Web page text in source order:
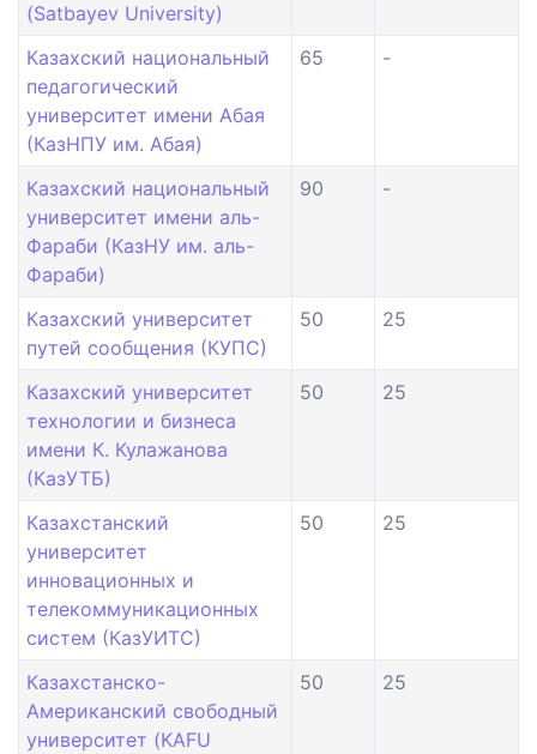
(Satbayev University)
Казахский национальный
педагогический
университет имени Абая
(КазНПУ им. Абая)
65 -
Казахский национальный
университет имени аль-
Фараби (КазНУ им. аль-
Фараби)
90 -
Казахский университет
путей сообщения (КУПС)
50 25
Казахский университет
технологии и бизнеса
имени К. Кулажанова
(КазУТБ)
50 25
Казахстанский
университет
инновационных и
телекоммуникационных
систем (КазУИТС)
50 25
Казахстанско-
Американский свободный
университет (KAFU
50 25